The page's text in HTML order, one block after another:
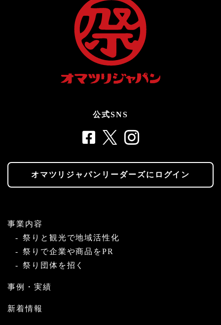
公式SNS
オマツリジャパンリーダーズにログイン
事業内容
祭りと観光で地域活性化
祭りで企業や商品をPR
祭り団体を招く
事例・実績
新着情報